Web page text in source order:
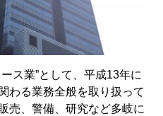
ス業”として、平成13年に
わる業務全般を取り扱って
売、警備、研究など多岐に